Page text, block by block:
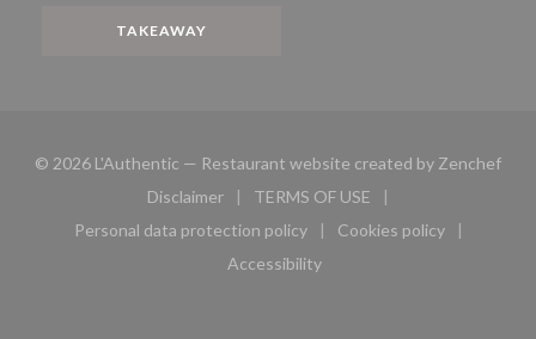
TAKEAWAY
© 2026 L'Authentic — Restaurant website created by Zenchef
Disclaimer
((opens in a new window))
TERMS OF USE
((opens in a new window))
Personal data protection policy
((opens in a new window))
Cookies policy
((opens in a new
Accessibility
((opens in a new window))